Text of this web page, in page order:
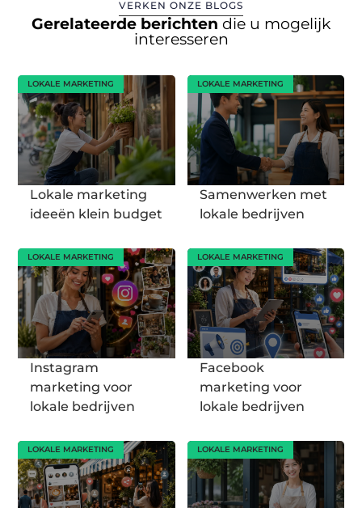
VERKEN ONZE BLOGS
Gerelateerde berichten die u mogelijk
interesseren
LOKALE MARKETING
Lokale marketing
ideeën klein budget
LOKALE MARKETING
Samenwerken met
lokale bedrijven
LOKALE MARKETING
Instagram
marketing voor
lokale bedrijven
LOKALE MARKETING
Facebook
marketing voor
lokale bedrijven
LOKALE MARKETING LOKALE MARKETING